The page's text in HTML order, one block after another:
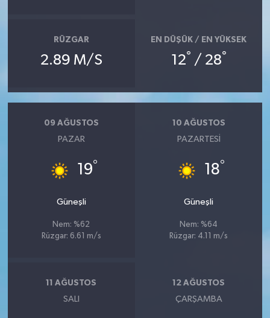
RÜZGAR
2.89 M/S
EN DÜŞÜK / EN YÜKSEK
12° / 28°
09 AĞUSTOS
PAZAR
19°
Güneşli
Nem: %62
Rüzgar: 6.61 m/s
10 AĞUSTOS
PAZARTESI
18°
Güneşli
Nem: %64
Rüzgar: 4.11 m/s
11 AĞUSTOS
SALI
12 AĞUSTOS
ÇARŞAMBA